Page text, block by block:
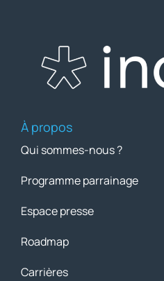
À propos
Qui sommes-nous ?
Programme parrainage
Espace presse
Roadmap
Carrières